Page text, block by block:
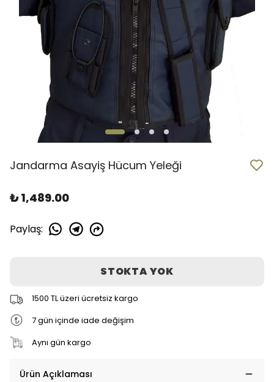
Jandarma Asayiş Hücum Yeleği
₺ 1,489.00
Paylaş:
STOKTA YOK
1500 TL üzeri ücretsiz kargo
7 gün içinde iade değişim
Aynı gün kargo
Ürün Açıklaması